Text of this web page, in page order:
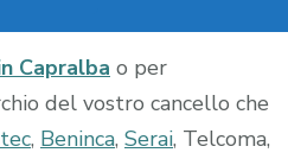
Capralba o per
del vostro cancello che
, Beninca, Serai, Telcoma,